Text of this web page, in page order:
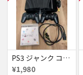
PS3 ジャンク コントローラー付き
¥1,980